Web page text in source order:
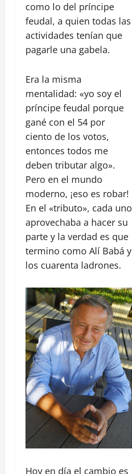
como lo del príncipe
feudal, a quien todas las
actividades tenían que
pagarle una gabela.
Era la misma
mentalidad: «yo soy el
príncipe feudal porque
gané con el 54 por
ciento de los votos,
entonces todos me
deben tributar algo».
Pero en el mundo
moderno, ¡eso es robar!
En el «tributo», cada uno
aprovechaba a hacer su
parte y la verdad es que
termino como Alí Babá y
los cuarenta ladrones.
Hoy en día el cambio es